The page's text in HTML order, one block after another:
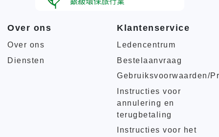
Over ons
Over ons
Diensten
Klantenservice
Ledencentrum
Bestelaanvraag
Gebruiksvoorwaarden/
Instructies voor
annulering en
terugbetaling
Instructies voor het